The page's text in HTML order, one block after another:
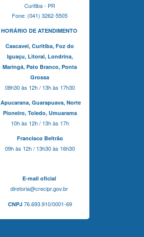
Curitiba - PR
Fone: (041) 3262-5505
HORÁRIO DE ATENDIMENTO
Cascavel, Curitiba, Foz do
Iguaçu, Litoral, Londrina,
Maringá, Pato Branco, Ponta
Grossa
08h30 às 12h / 13h às 17h30
Apucarana, Guarapuava, Norte
Pioneiro, Toledo, Umuarama
10h às 12h / 13h às 17h
Francisco Beltrão
09h às 12h / 13h30 às 16h30
E-mail oficial
diretoria@crecipr.gov.br
CNPJ76.693.910/0001-69